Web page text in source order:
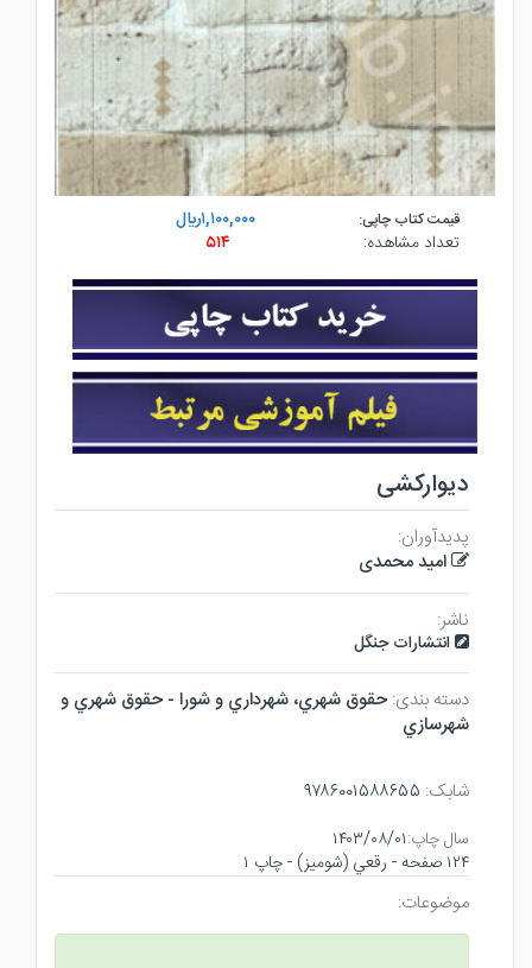
قیمت کتاب چاپی:
۱,۱۰۰,۰۰۰ريال
تعداد مشاهده:
۵۱۴
دیوارکشی
پدیدآوران:
امید محمدی
ناشر:
انتشارات جنگل
دسته بندی: حقوق شهري، شهرداري و شورا - حقوق شهري و
شهرسازي
شابک: ۹۷۸۶۰۰۱۵۸۸۶۵۵
سال چاپ:۱۴۰۳/۰۸/۰۱
۱۲۴ صفحه - رقعي (شوميز) - چاپ ۱
موضوعات: